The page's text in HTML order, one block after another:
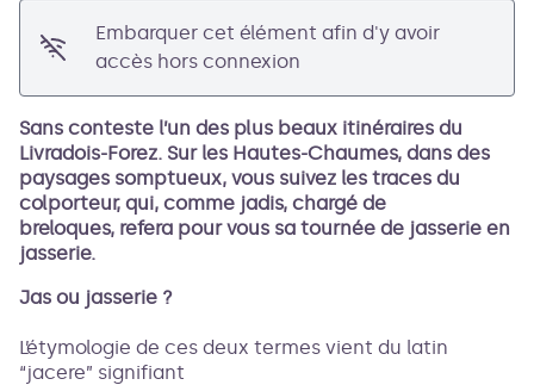
Embarquer cet élément afin d'y avoir
accès hors connexion
Sans conteste l’un des plus beaux itinéraires du
Livradois-Forez. Sur les Hautes-Chaumes, dans des
paysages somptueux, vous suivez les traces du
colporteur, qui, comme jadis, chargé de
breloques, refera pour vous sa tournée de jasserie en
jasserie.
Jas ou jasserie ?
L’étymologie de ces deux termes vient du latin
“jacere” signifiant